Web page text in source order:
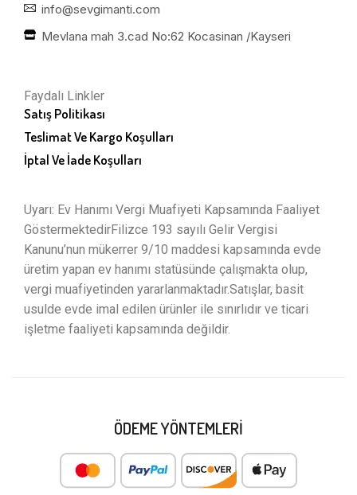
info@sevgimanti.com
Mevlana mah 3.cad No:62 Kocasinan /Kayseri
Faydalı Linkler
Satış Politikası
Teslimat Ve Kargo Koşulları
İptal Ve İade Koşulları
Uyarı: Ev Hanımı Vergi Muafiyeti Kapsamında Faaliyet
GöstermektedirFilizce 193 sayılı Gelir Vergisi
Kanunu’nun mükerrer 9/10 maddesi kapsamında evde
üretim yapan ev hanımı statüsünde çalışmakta olup,
vergi muafiyetinden yararlanmaktadır.Satışlar, basit
usulde evde imal edilen ürünler ile sınırlıdır ve ticari
işletme faaliyeti kapsamında değildir.
ÖDEME YÖNTEMLERI